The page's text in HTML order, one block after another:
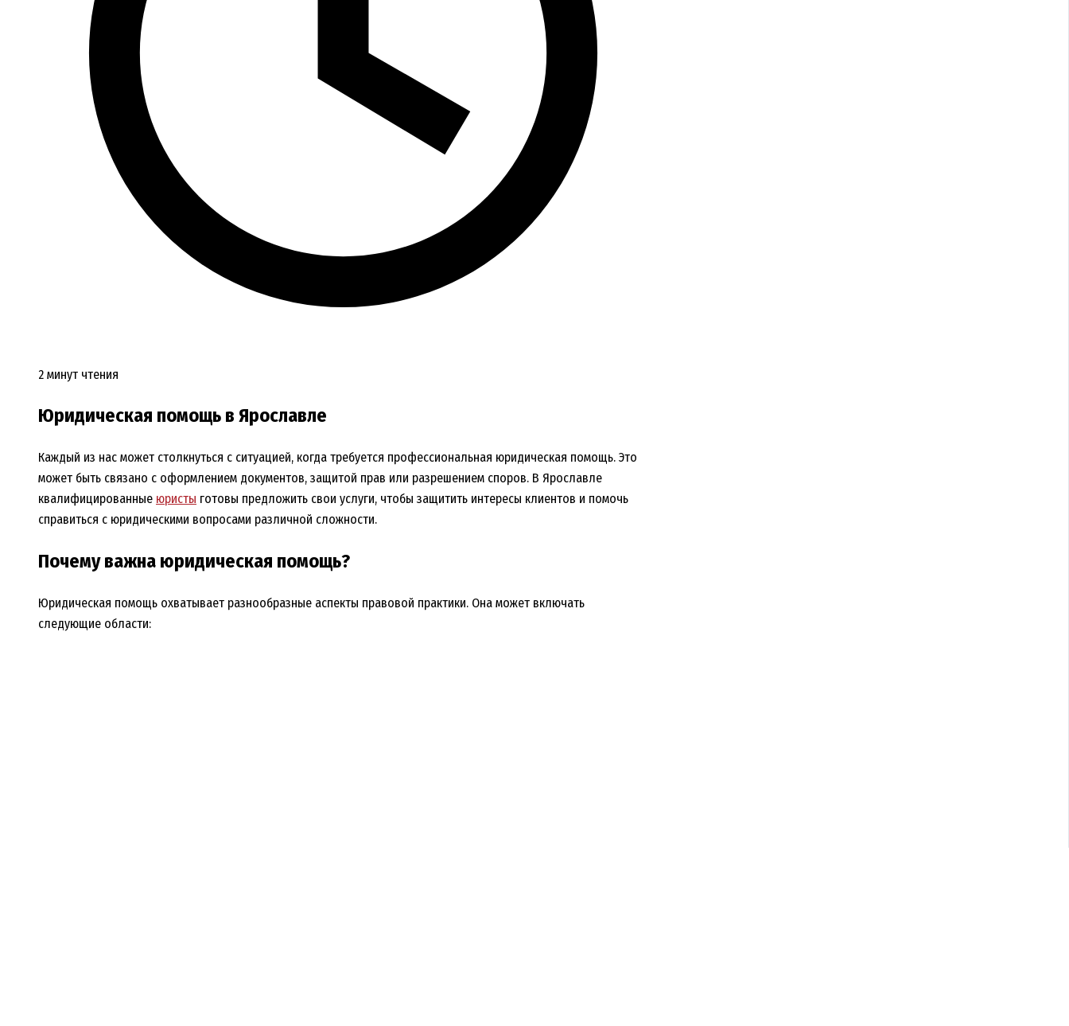
2 минут чтения
Юридическая помощь в Ярославле
Каждый из нас может столкнуться с ситуацией, когда требуется профессиональная юридическая помощь. Это
может быть связано с оформлением документов, защитой прав или разрешением споров. В Ярославле
квалифицированные юристы готовы предложить свои услуги, чтобы защитить интересы клиентов и помочь
справиться с юридическими вопросами различной сложности.
Почему важна юридическая помощь?
Юридическая помощь охватывает разнообразные аспекты правовой практики. Она может включать
следующие области: